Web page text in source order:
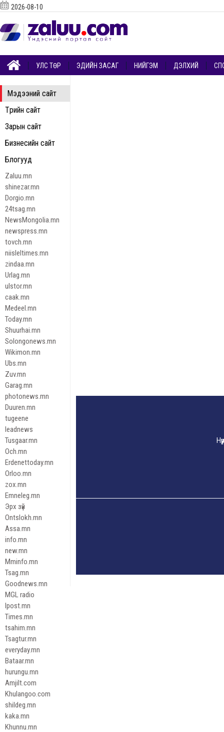
Мэдээний сайт
Төрийн сайт
Зарын сайт
Бизнесийн сайт
Блогууд
Zaluu.mn
shinezar.mn
Dorgio.mn
24tsag.mn
NewsMongolia.mn
newspress.mn
tovch.mn
niisleltimes.mn
zindaa.mn
Urlag.mn
ulstor.mn
caak.mn
Medeel.mn
Today.mn
Shuurhai.mn
Solongonews.mn
Wikimon.mn
Ubs.mn
Zuv.mn
Garag.mn
photonews.mn
Duuren.mn
tugeene
leadnews
Tusgaar.mn
Och.mn
Erdenettoday.mn
Orloo.mn
zox.mn
Emneleg.mn
Эрх зүй
Ontslokh.mn
Assa.mn
info.mn
new.mn
Mminfo.mn
Tsag.mn
Goodnews.mn
MGL radio
Ipost.mn
Times.mn
tsahim.mn
Tsagtur.mn
everyday.mn
Bataar.mn
hurungu.mn
Amjilt.com
Khulangoo.com
shildeg.mn
kaka.mn
Khunnu.mn
2026-08-10
УЛС ТӨР ЭДИЙН ЗАСАГ НИЙГЭМ ДЭЛХИЙ